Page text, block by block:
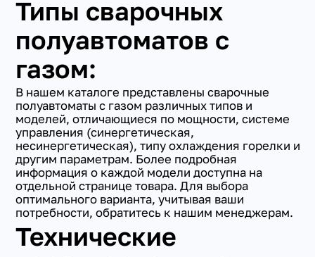
Типы сварочных
полуавтоматов с
газом:
В нашем каталоге представлены сварочные
полуавтоматы с газом различных типов и
моделей, отличающиеся по мощности, системе
управления (синергетическая,
несинергетическая), типу охлаждения горелки и
другим параметрам. Более подробная
информация о каждой модели доступна на
отдельной странице товара. Для выбора
оптимального варианта, учитывая ваши
потребности, обратитесь к нашим менеджерам.
Технические